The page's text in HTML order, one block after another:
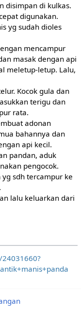
disimpan di kulkas.
digunakan.
yg sudah dioles
mencampur
masak dengan api
meletup-letup. Lalu,
Kocok gula dan
terigu dan
rata.
adonan
bahannya dan
api kecil.
pandan, aduk
pengocok.
sdh tercampur ke
lalu keluarkan dari